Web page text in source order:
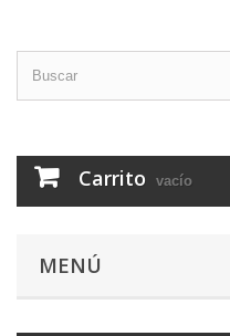
Carrito vacío
MENÚ